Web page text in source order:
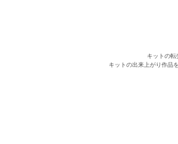
キットの
キットの出来上がり作品